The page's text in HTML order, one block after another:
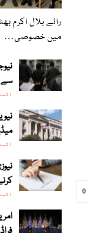
0
رائے بلال اکرم
میں خصوصی…
سے
اگست 5,
اگست 1,
اگست 1,